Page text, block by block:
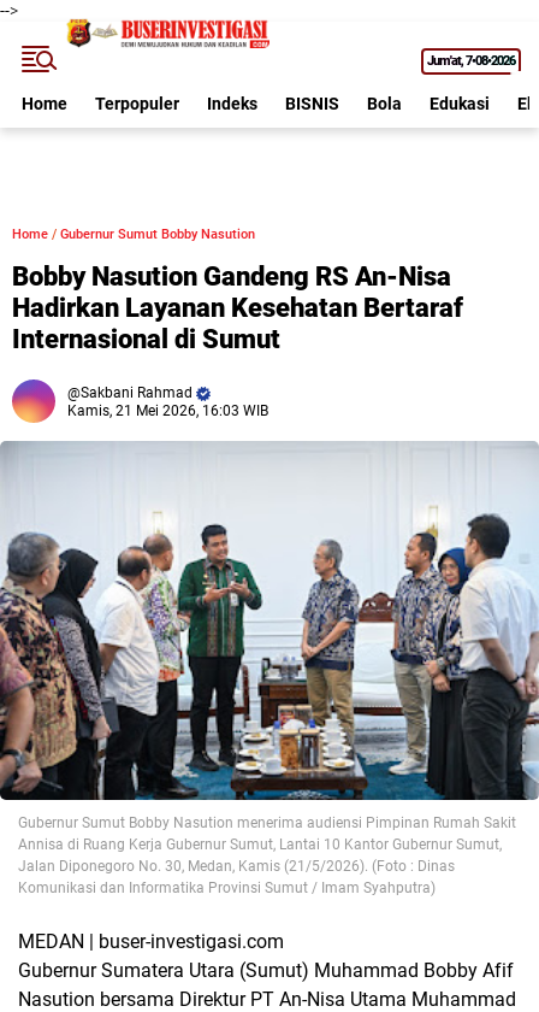
-->
Jum'at 7•08•2026
Home Terpopuler Indeks BISNIS Bola Edukasi
Home / Gubernur Sumut Bobby Nasution
Bobby Nasution Gandeng RS An-Nisa
Hadirkan Layanan Kesehatan Bertaraf
Internasional di Sumut
Sakbani Rahmad
Kamis, 21 Mei 2026, 16:03 WIB
Gubernur Sumut Bobby Nasution menerima audiensi Pimpinan Rumah Sakit
Annisa di Ruang Kerja Gubernur Sumut, Lantai 10 Kantor Gubernur Sumut,
Jalan Diponegoro No. 30, Medan, Kamis (21/5/2026). (Foto : Dinas
Komunikasi dan Informatika Provinsi Sumut / Imam Syahputra)
MEDAN | buser-investigasi.com
Gubernur Sumatera Utara (Sumut) Muhammad Bobby Afif
Nasution bersama Direktur PT An-Nisa Utama Muhammad